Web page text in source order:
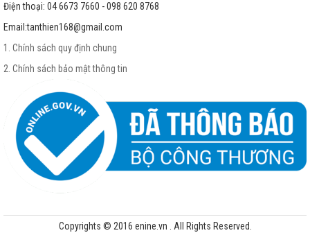
Điện thoại: 04 6673 7660 - 098 620 8768
Email:tanthien168@gmail.com
1. Chính sách quy định chung
2. Chính sách bảo mật thông tin
Copyrights © 2016 enine.vn . All Rights Reserved.